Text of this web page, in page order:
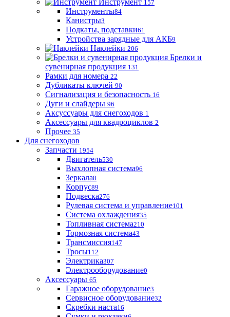
Инструмент 157
Инструменты84
Канистры3
Подкаты, подставки61
Устройства зарядные для АКБ9
Наклейки 206
Брелки и
сувенирная продукция 131
Рамки для номера 22
Дубликаты ключей 90
Сигнализация и безопасность 16
Дуги и слайдеры 96
Аксуссуары для снегоходов 1
Аксессуары для квадроциклов 2
Прочее 35
Для снегоходов
Запчасти 1954
Двигатель530
Выхлопная система96
Зеркала8
Корпус89
Подвеска276
Рулевая система и управление101
Система охлаждения35
Топливная система210
Тормозная система43
Трансмиссия147
Тросы112
Электрика307
Электрооборудование0
Аксессуары 65
Гаражное оборудование3
Сервисное оборудование32
Скребки наста16